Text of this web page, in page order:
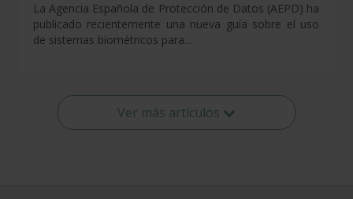
La Agencia Española de Protección de Datos (AEPD) ha
publicado recientemente una nueva guía sobre el uso
de sistemas biométricos para...
Ver más artículos